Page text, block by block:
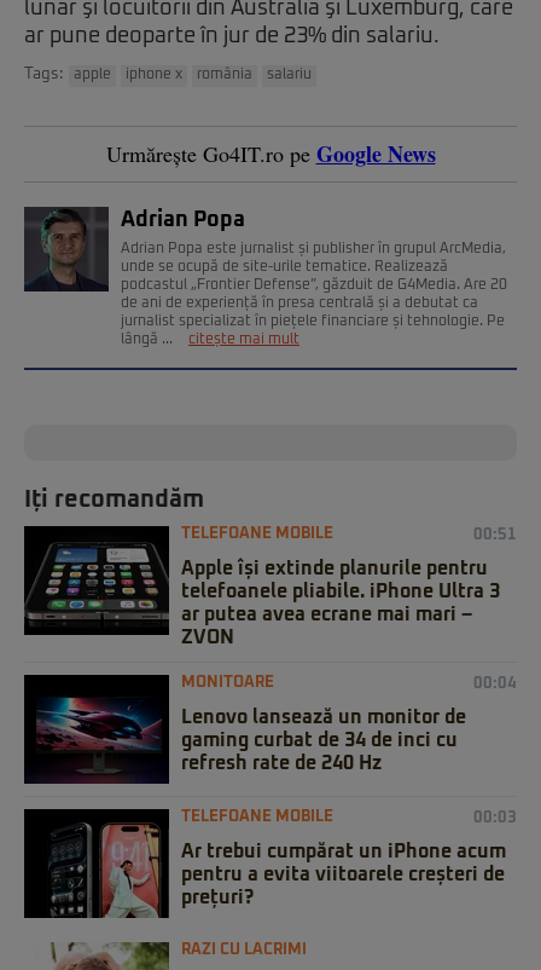
lunar şi locuitorii din Australia şi Luxemburg, care
ar pune deoparte în jur de 23% din salariu.
Tags: apple iphone x românia salariu
Urmărește Go4IT.ro pe Google News
Adrian Popa
Adrian Popa este jurnalist și publisher în grupul ArcMedia,
unde se ocupă de site-urile tematice. Realizează
podcastul „Frontier Defense”, găzduit de G4Media. Are 20
de ani de experiență în presa centrală și a debutat ca
jurnalist specializat în piețele financiare și tehnologie. Pe
lângă ...
citește mai mult
Iți recomandăm
TELEFOANE MOBILE 00:51
Apple își extinde planurile pentru
telefoanele pliabile. iPhone Ultra 3
ar putea avea ecrane mai mari –
ZVON
MONITOARE 00:04
Lenovo lansează un monitor de
gaming curbat de 34 de inci cu
refresh rate de 240 Hz
TELEFOANE MOBILE 00:03
Ar trebui cumpărat un iPhone acum
pentru a evita viitoarele creșteri de
prețuri?
RAZI CU LACRIMI